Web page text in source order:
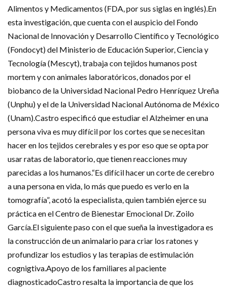
Alimentos y Medicamentos (FDA, por sus siglas en inglés).En
esta investigación, que cuenta con el auspicio del Fondo
Nacional de Innovación y Desarrollo Científico y Tecnológico
(Fondocyt) del Ministerio de Educación Superior, Ciencia y
Tecnología (Mescyt), trabaja con tejidos humanos post
mortem y con animales laboratóricos, donados por el
biobanco de la Universidad Nacional Pedro Henríquez Ureña
(Unphu) y el de la Universidad Nacional Autónoma de México
(Unam).Castro especificó que estudiar el Alzheimer en una
persona viva es muy difícil por los cortes que se necesitan
hacer en los tejidos cerebrales y es por eso que se opta por
usar ratas de laboratorio, que tienen reacciones muy
parecidas a los humanos.“Es difícil hacer un corte de cerebro
a una persona en vida, lo más que puedo es verlo en la
tomografía”, acotó la especialista, quien también ejerce su
práctica en el Centro de Bienestar Emocional Dr. Zoilo
García.El siguiente paso con el que sueña la investigadora es
la construcción de un animalario para criar los ratones y
profundizar los estudios y las terapias de estimulación
cognigtiva.Apoyo de los familiares al paciente
diagnosticadoCastro resalta la importancia de que los